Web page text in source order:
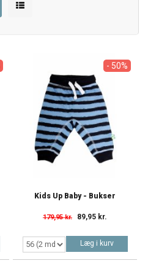
- 50%
Kids Up Baby - Bukser
179,95 kr. 89,95 kr.
Læg i kurv